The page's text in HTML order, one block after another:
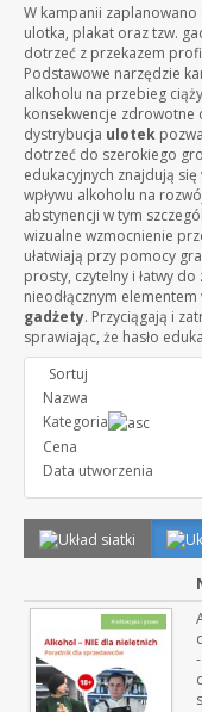
W kampanii
ulotka, plakat oraz tzw.
dotrzeć z przekazem
Podstawowe narzędzie
alkoholu na przebieg
konsekwencje zdrowotne
dystrybucja ulotek
dotrzeć do szerokiego
edukacyjnych znajdują
wpływu alkoholu na
abstynencji w tym
wizualne wzmocnienie
ułatwiają przy pomocy
prosty, czytelny i łatwy
nieodłącznym
gadżety. Przyciągają i
sprawiając, że hasło
Sortuj
Nazwa
Kategoria
Cena
Data utworzenia